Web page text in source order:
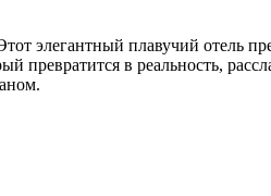
элегантный плавучий отель
превратится в реальность,